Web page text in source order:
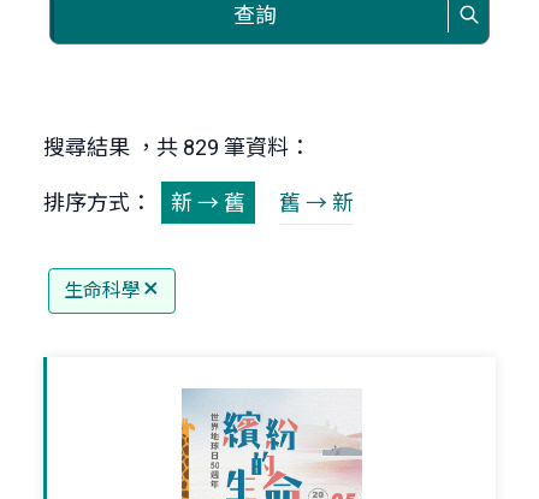
查詢
搜尋結果 ，共 829 筆資料：
排序方式： 新 → 舊 舊 → 新
生命科學